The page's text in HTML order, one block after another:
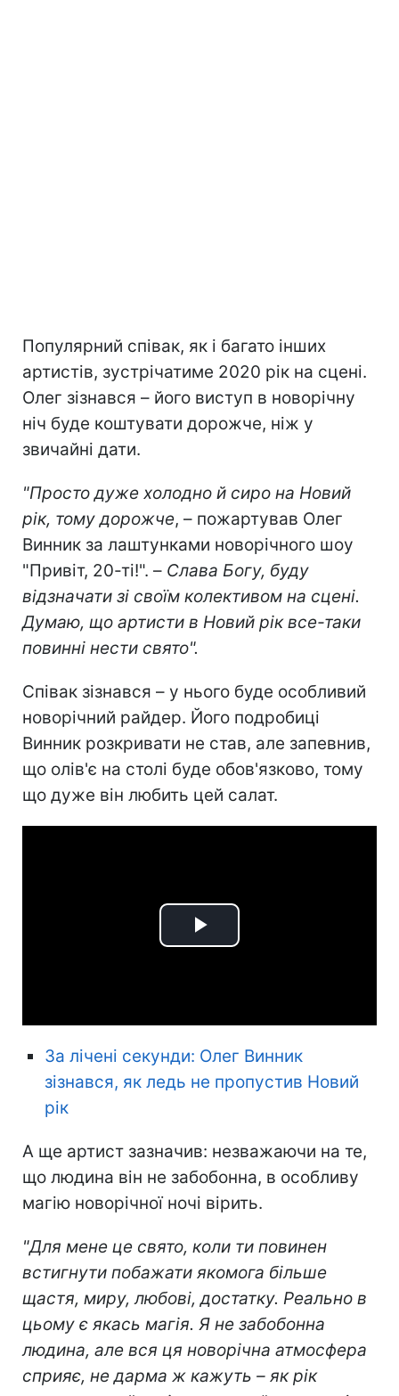
Популярний співак, як і багато інших
артистів, зустрічатиме 2020 рік на сцені.
Олег зізнався – його виступ в новорічну
ніч буде коштувати дорожче, ніж у
звичайні дати.
"Просто дуже холодно й сиро на Новий
рік, тому дорожче, – пожартував Олег
Винник за лаштунками новорічного шоу
"Привіт, 20-ті!". – Слава Богу, буду
відзначати зі своїм колективом на сцені.
Думаю, що артисти в Новий рік все-таки
повинні нести свято".
Співак зізнався – у нього буде особливий
новорічний райдер. Його подробиці
Винник розкривати не став, але запевнив,
що олів'є на столі буде обов'язково, тому
що дуже він любить цей салат.
Play
За лічені секунди: Олег Винник
зізнався, як ледь не пропустив Новий
рік
А ще артист зазначив: незважаючи на те,
що людина він не забобонна, в особливу
магію новорічної ночі вірить.
"Для мене це свято, коли ти повинен
встигнути побажати якомога більше
щастя, миру, любові, достатку. Реально в
цьому є якась магія. Я не забобонна
людина, але вся ця новорічна атмосфера
сприяє, не дарма ж кажуть – як рік